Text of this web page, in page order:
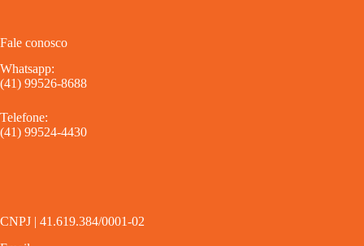
Fale conosco
Whatsapp:
(41) 99526-8688
Telefone:
(41) 99524-4430
CNPJ | 41.619.384/0001-02